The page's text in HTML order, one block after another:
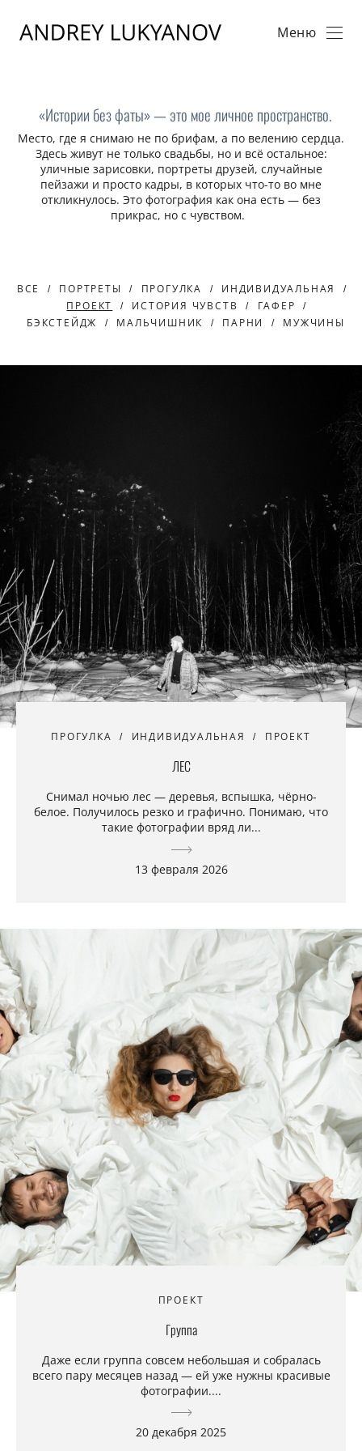
Меню
«Истории без фаты» — это мое личное пространство.
Место, где я снимаю не по брифам, а по велению сердца.
Здесь живут не только свадьбы, но и всё остальное:
уличные зарисовки, портреты друзей, случайные
пейзажи и просто кадры, в которых что-то во мне
откликнулось. Это фотография как она есть — без
прикрас, но с чувством.
ВСЕ ПОРТРЕТЫ ПРОГУЛКА
ИНДИВИДУАЛЬНАЯ
ПРОЕКТ
ИСТОРИЯ ЧУВСТВ
ГАФЕР
БЭКСТЕЙДЖ
МАЛЬЧИШНИК ПАРНИ МУЖЧИНЫ
ПРОГУЛКА ИНДИВИДУАЛЬНАЯ ПРОЕКТ
ЛЕС
Снимал ночью лес — деревья, вспышка, чёрно-
белое. Получилось резко и графично. Понимаю, что
такие фотографии вряд ли...
13 февраля 2026
ПРОЕКТ
Группа
Даже если группа совсем небольшая и собралась
всего пару месяцев назад — ей уже нужны красивые
фотографии....
20 декабря 2025